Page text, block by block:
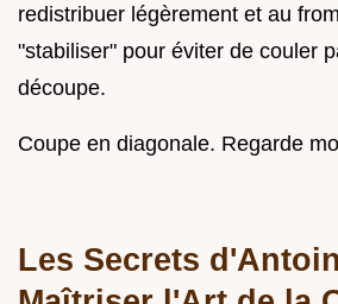
redistribuer légèrement et au
"stabiliser" pour éviter de couler
découpe.
Coupe en diagonale. Regarde
Les Secrets